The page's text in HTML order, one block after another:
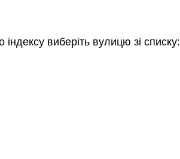
виберіть вулицю зі списку: